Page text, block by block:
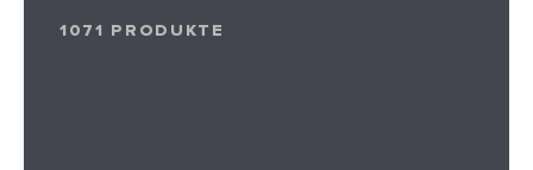
1071 PRODUKTE